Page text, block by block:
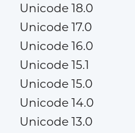
Unicode 18.0
Unicode 17.0
Unicode 16.0
Unicode 15.1
Unicode 15.0
Unicode 14.0
Unicode 13.0